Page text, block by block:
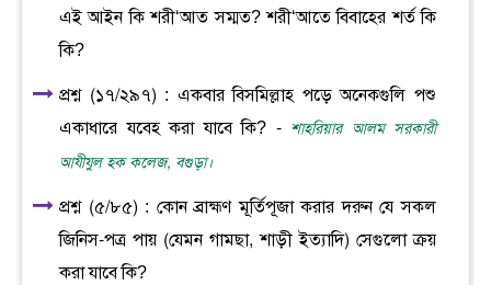
এই আইন কি শরী‘আত সম্মত? শরী‘আতে বিবাহের শর্ত কি
কি?
প্রশ্ন (১৭/২৯৭) : একবার বিসমিল্লাহ পড়ে অনেকগুলি পশু
একাধারে যবেহ করা যাবে কি? - শাহরিয়ার আলম সরকারী
আযীযুল হক কলেজ, বগুড়া।
প্রশ্ন (৫/৮৫) : কোন ব্রাহ্মণ মূর্তিপূজা করার দরুন যে সকল
জিনিস-পত্র পায় (যেমন গামছা, শাড়ী ইত্যাদি) সেগুলো ক্রয়
করা যাবে কি?